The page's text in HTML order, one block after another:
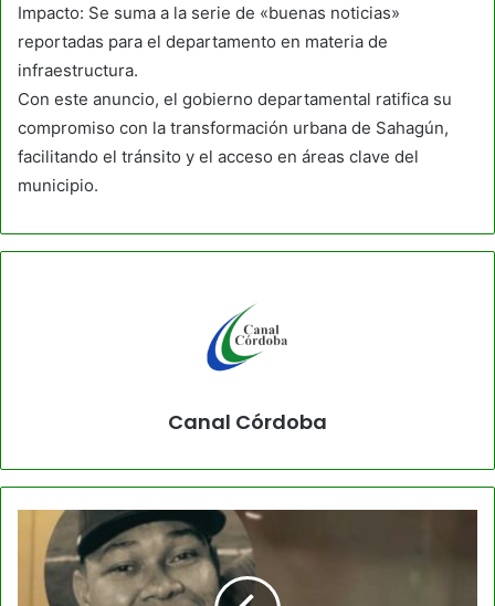
Impacto: Se suma a la serie de «buenas noticias»
reportadas para el departamento en materia de
infraestructura.
Con este anuncio, el gobierno departamental ratifica su
compromiso con la transformación urbana de Sahagún,
facilitando el tránsito y el acceso en áreas clave del
municipio.
Canal Córdoba